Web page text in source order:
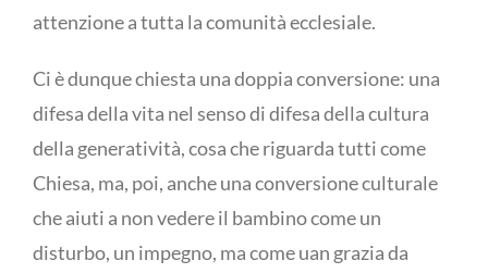
attenzione a tutta la comunità ecclesiale.
Ci è dunque chiesta una doppia conversione: una
difesa della vita nel senso di difesa della cultura
della generatività, cosa che riguarda tutti come
Chiesa, ma, poi, anche una conversione culturale
che aiuti a non vedere il bambino come un
disturbo, un impegno, ma come uan grazia da